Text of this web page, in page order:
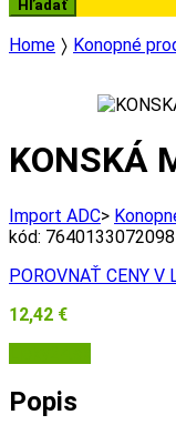
Hľadať
Home Konopné
KONSKÁ
Import ADC>
kód: 7640133072098
POROVNAŤ CENY V
12,42 €
Popis